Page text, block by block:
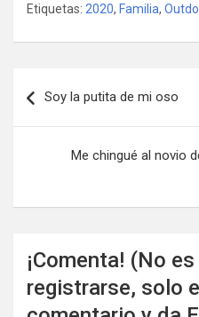
Etiquetas: 2020, Familia,
de
Soy la putita de mi oso
Me chingué al novio
¡Comenta! (No
registrarse, solo